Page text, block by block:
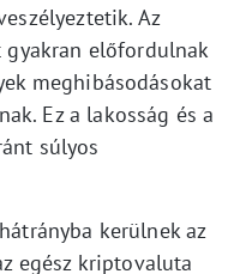
Az
előfordulnak
meghibásodásokat
Ez a lakosság és a
súlyos
kerülnek az
egész kriptovaluta